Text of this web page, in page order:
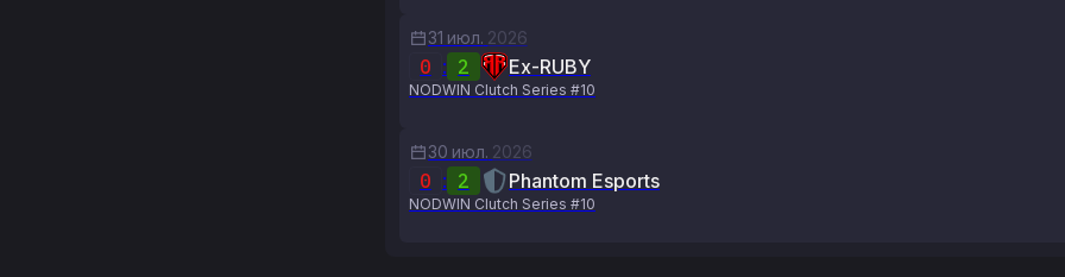
31 июл. 2026
0 : 2 Ex-RUBY
NODWIN Clutch Series #10
30 июл. 2026
0 : 2 Phantom Esports
NODWIN Clutch Series #10